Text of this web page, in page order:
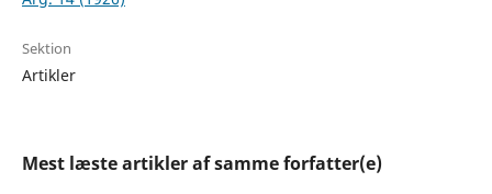
Sektion
Artikler
Mest læste artikler af samme forfatter(e)